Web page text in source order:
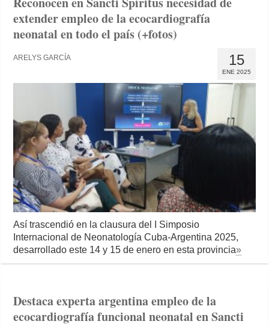
extender empleo de la ecocardiografía
neonatal en todo el país (+fotos)
15
ENE 2025
ARELYS GARCÍA
Así trascendió en la clausura del I Simposio
Internacional de Neonatología Cuba-Argentina 2025,
desarrollado este 14 y 15 de enero en esta provincia»
Destaca experta argentina empleo de la
ecocardiografía funcional neonatal en Sancti